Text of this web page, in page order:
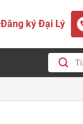
Đăng ký Đại Lý